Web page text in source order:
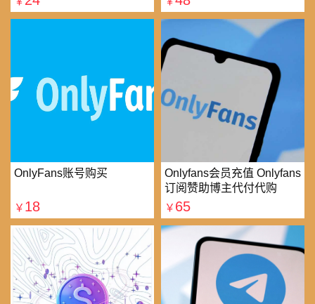
OnlyFans账号购买
￥ 18
Onlyfans会员充值 Onlyfans
订阅赞助博主代付代购
￥ 65